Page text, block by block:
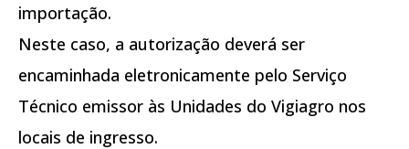
importação.
Neste caso, a autorização deverá ser
encaminhada eletronicamente pelo Serviço
Técnico emissor às Unidades do Vigiagro nos
locais de ingresso.